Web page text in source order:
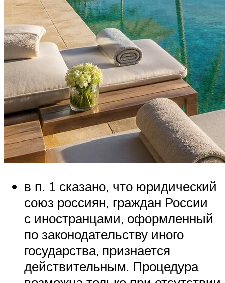
в п. 1 сказано, что юридический
союз россиян, граждан России
с иностранцами, оформленный
по законодательству иного
государства, признается
действительным. Процедура